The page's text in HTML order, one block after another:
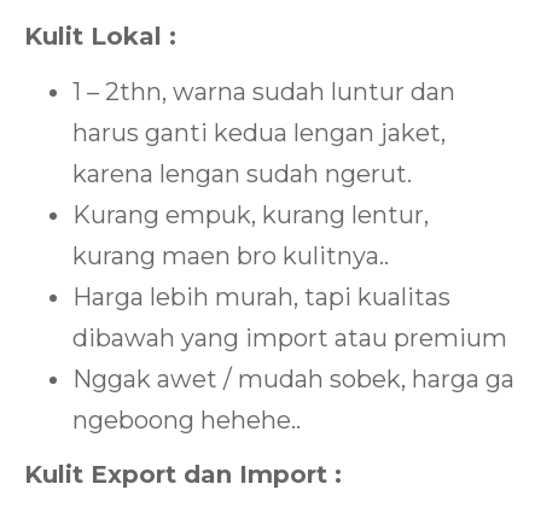
Kulit Lokal :
1 – 2thn, warna sudah luntur dan
harus ganti kedua lengan jaket,
karena lengan sudah ngerut.
Kurang empuk, kurang lentur,
kurang maen bro kulitnya..
Harga lebih murah, tapi kualitas
dibawah yang import atau premium
Nggak awet / mudah sobek, harga ga
ngeboong hehehe..
Kulit Export dan Import :